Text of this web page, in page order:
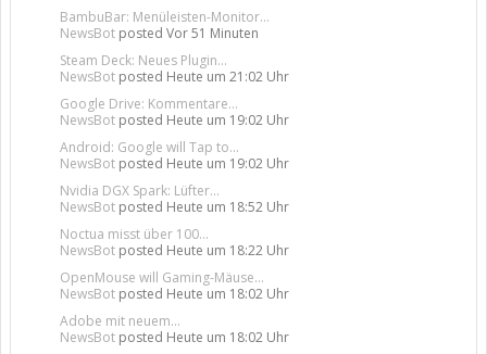
BambuBar: Menüleisten-Monitor...
NewsBot posted Vor 51 Minuten
Steam Deck: Neues Plugin...
NewsBot posted Heute um 21:02 Uhr
Google Drive: Kommentare...
NewsBot posted Heute um 19:02 Uhr
Android: Google will Tap to...
NewsBot posted Heute um 19:02 Uhr
Nvidia DGX Spark: Lüfter...
NewsBot posted Heute um 18:52 Uhr
Noctua misst über 100...
NewsBot posted Heute um 18:22 Uhr
OpenMouse will Gaming-Mäuse...
NewsBot posted Heute um 18:02 Uhr
Adobe mit neuem...
NewsBot posted Heute um 18:02 Uhr